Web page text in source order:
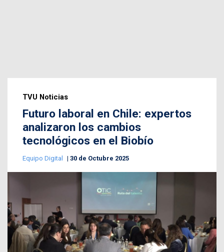
TVU Noticias
Futuro laboral en Chile: expertos
analizaron los cambios
tecnológicos en el Biobío
Equipo Digital 30 de Octubre 2025